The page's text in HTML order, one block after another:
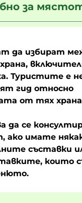
за
да избират
Туристите е
гид относно
от тях храна
да се
ако имате
съставки
които